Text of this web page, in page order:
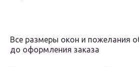
Все размеры окон и пожелания
до оформления заказа